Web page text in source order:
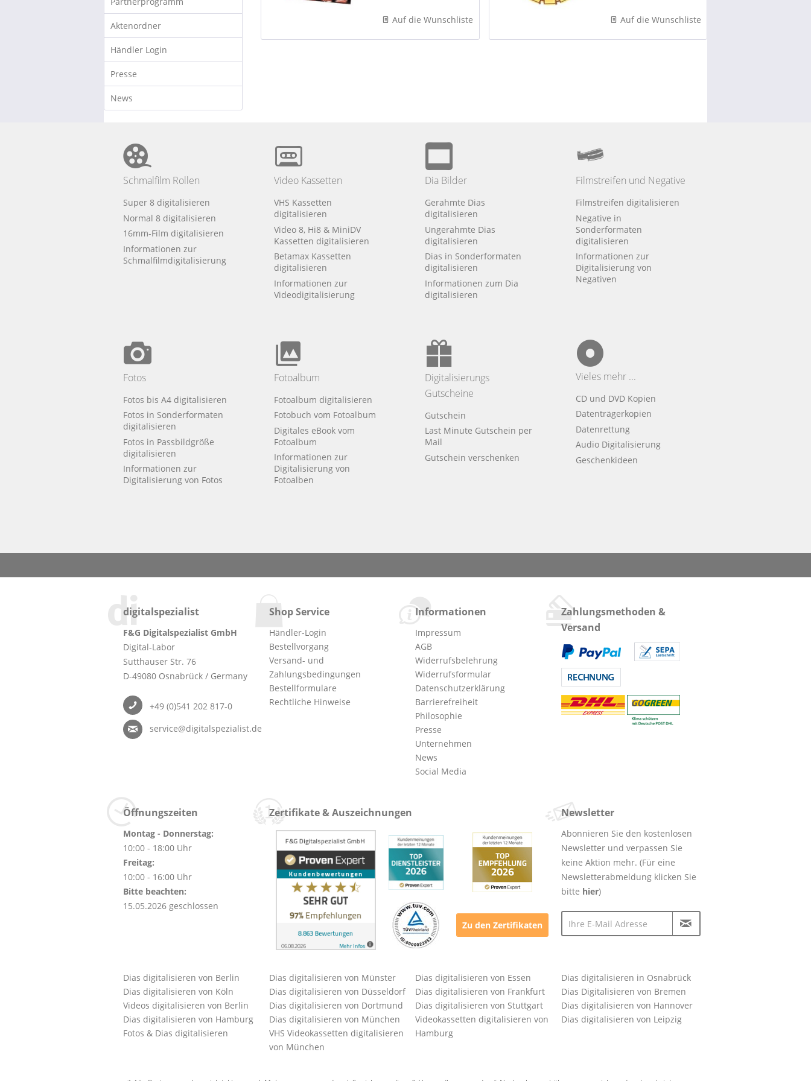
Aktenordner
Händler Login
Presse
News
110 x 16...
Auf die Wunschliste
Digitalisierungsprozess
in ein positives Bild
mit seinen Echtfarben
Auf die Wunschliste
Schmalfilm Rollen
Super 8 digitalisieren
Normal 8 digitalisieren
16mm-Film digitalisieren
Informationen zur
Schmalfilmdigitalisierung
Video Kassetten
VHS Kassetten
digitalisieren
Video 8, Hi8 & MiniDV
Kassetten digitalisieren
Betamax Kassetten
digitalisieren
Informationen zur
Videodigitalisierung
Dia Bilder
Gerahmte Dias
digitalisieren
Ungerahmte Dias
digitalisieren
Dias in Sonderformaten
digitalisieren
Informationen zum Dia
digitalisieren
Filmstreifen und Negative
Filmstreifen digitalisieren
Negative in
Sonderformaten
digitalisieren
Informationen zur
Digitalisierung von
Negativen
Fotos
Fotos bis A4 digitalisieren
Fotos in Sonderformaten
digitalisieren
Fotos in Passbildgröße
digitalisieren
Informationen zur
Digitalisierung von Fotos
Fotoalbum
Fotoalbum digitalisieren
Fotobuch vom Fotoalbum
Digitales eBook vom
Fotoalbum
Informationen zur
Digitalisierung von
Fotoalben
Digitalisierungs
Gutscheine
Gutschein
Last Minute Gutschein per
Mail
Gutschein verschenken
Vieles mehr ...
CD und DVD Kopien
Datenträgerkopien
Datenrettung
Audio Digitalisierung
Geschenkideen
digitalspezialist
F&G Digitalspezialist GmbH
Digital-Labor
Sutthauser Str. 76
D-49080 Osnabrück / Germany
+49 (0)541 202 817-0
service@digitalspezialist.de
Shop Service
Händler-Login
Bestellvorgang
Versand- und
Zahlungsbedingungen
Bestellformulare
Rechtliche Hinweise
Informationen
Impressum
AGB
Widerrufsbelehrung
Widerrufsformular
Datenschutzerklärung
Barrierefreiheit
Philosophie
Presse
Unternehmen
News
Social Media
Zahlungsmethoden &
Versand
Öffnungszeiten
Montag - Donnerstag:
10:00 - 18:00 Uhr
Freitag:
10:00 - 16:00 Uhr
Bitte beachten:
15.05.2026 geschlossen
Zertifikate & Auszeichnungen
Zu den Zertifikaten
Newsletter
Abonnieren Sie den kostenlosen
Newsletter und verpassen Sie
keine Aktion mehr. (Für eine
Newsletterabmeldung klicken Sie
bitte hier)
Dias digitalisieren von Berlin
Dias digitalisieren von Köln
Videos digitalisieren von Berlin
Dias digitalisieren von Hamburg
Fotos & Dias digitalisieren
Dias digitalisieren von Münster
Dias digitalisieren von Düsseldorf
Dias digitalisieren von Dortmund
Dias digitalisieren von München
VHS Videokassetten digitalisieren
von München
Dias digitalisieren von Essen
Dias digitalisieren von Frankfurt
Dias digitalisieren von Stuttgart
Videokassetten digitalisieren von
Hamburg
Dias digitalisieren in Osnabrück
Dias Digitalisieren von Bremen
Dias digitalisieren von Hannover
Dias digitalisieren von Leipzig